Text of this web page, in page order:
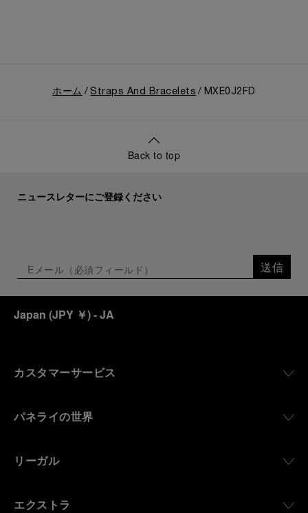
ホーム Straps And Bracelets MXE0J2FD
Back to top
ニュースレターにご登録ください
送信
Japan (JPY ￥)- JA
カスタマーサービス
パネライの世界
リーガル
エクストラ